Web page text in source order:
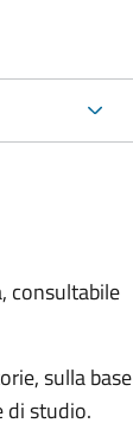
consultabile
sulla base
di studio.